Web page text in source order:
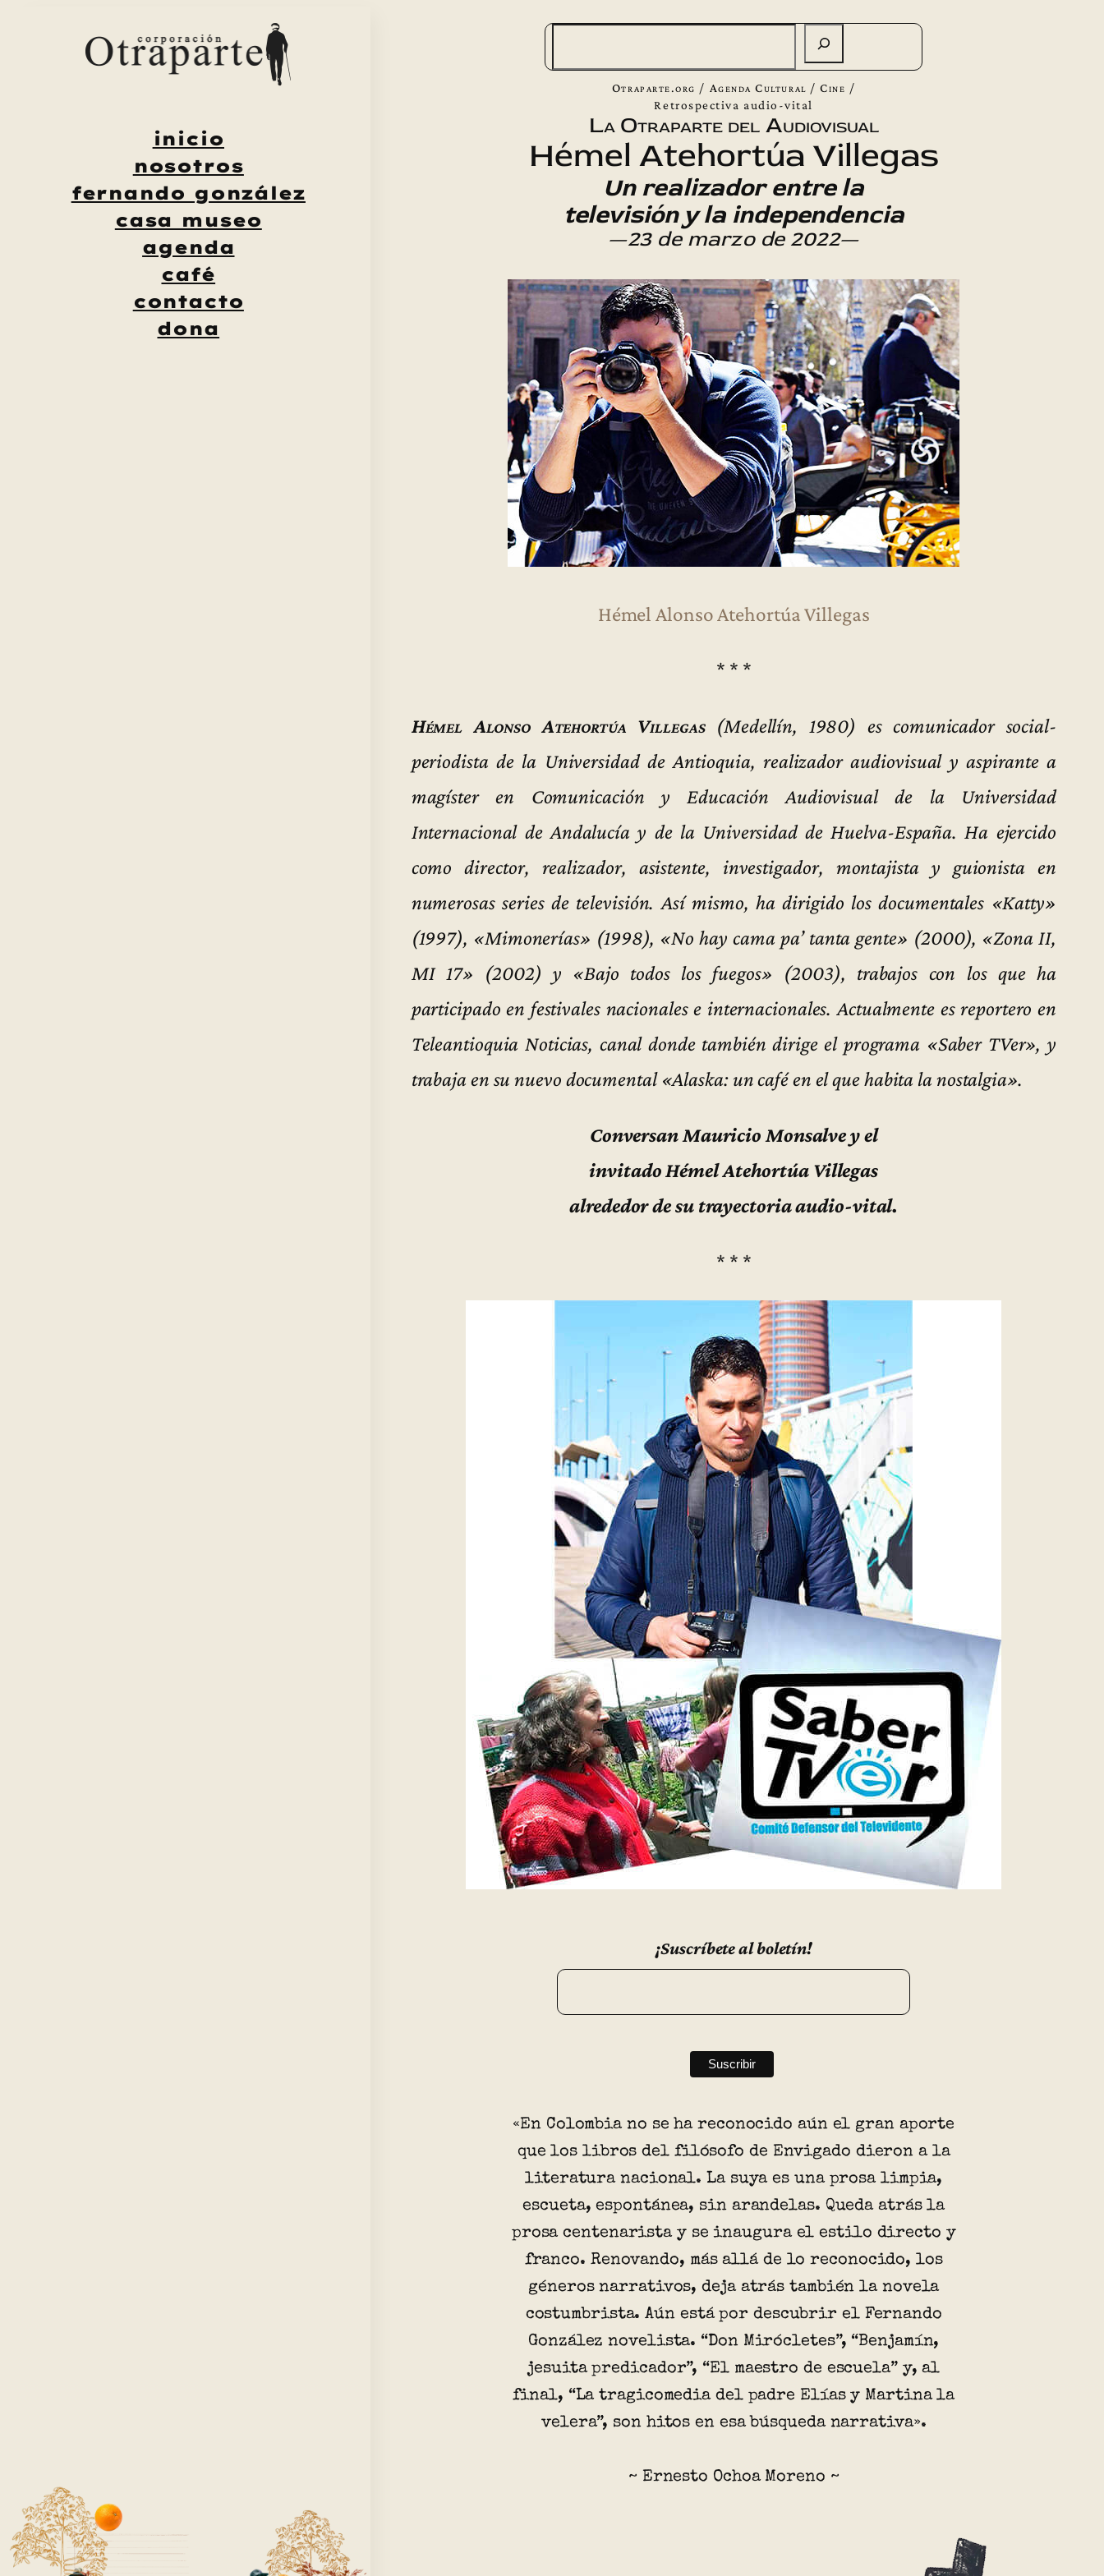
inicio
nosotros
fernando gonzález
casa museo
agenda
café
contacto
dona
Otraparte.org / Agenda Cultural /Cine /
Retrospectiva audio-vital
La Otraparte del Audiovisual
Hémel Atehortúa Villegas
Un realizador entre la
televisión y la independencia
—23 de marzo de 2022—
Hémel Alonso Atehortúa Villegas
* * *
Hémel Alonso Atehortúa Villegas(Medellín, 1980) es comunicador social-
periodista de la Universidad de Antioquia, realizador audiovisual y aspirante a
magíster en Comunicación y Educación Audiovisual de la Universidad
Internacional de Andalucía y de la Universidad de Huelva-España. Ha ejercido
como director, realizador, asistente, investigador, montajista y guionista en
numerosas series de televisión. Así mismo, ha dirigido los documentales «Katty»
(1997), «Mimonerías» (1998), «No hay cama pa’ tanta gente» (2000), «Zona II,
MI 17» (2002) y «Bajo todos los fuegos» (2003), trabajos con los que ha
participado en festivales nacionales e internacionales. Actualmente es reportero en
Teleantioquia Noticias, canal donde también dirige el programa «Saber TVer», y
trabaja en su nuevo documental «Alaska: un café en el que habita la nostalgia».
Conversan Mauricio Monsalve y el
invitado Hémel Atehortúa Villegas
alrededor de su trayectoria audio-vital.
* * *
¡Suscríbete al boletín!
«En Colombia no se ha reconocido aún el gran aporte
que los libros del filósofo de Envigado dieron a la
literatura nacional. La suya es una prosa limpia,
escueta, espontánea, sin arandelas. Queda atrás la
prosa centenarista y se inaugura el estilo directo y
franco. Renovando, más allá de lo reconocido, los
géneros narrativos, deja atrás también la novela
costumbrista. Aún está por descubrir el Fernando
González novelista. “Don Mirócletes”, “Benjamín,
jesuita predicador”, “El maestro de escuela” y, al
final, “La tragicomedia del padre Elías y Martina la
velera”, son hitos en esa búsqueda narrativa».
~ Ernesto Ochoa Moreno ~